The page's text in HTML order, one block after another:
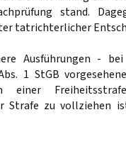
stand.
tatrichterlicher
Ausführungen -
1 StGB
Strafe zu vollziehen